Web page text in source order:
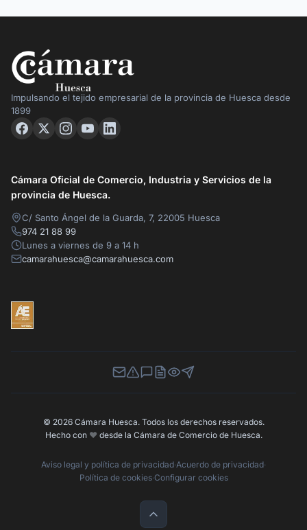
Impulsando el tejido empresarial de la provincia de Huesca desde
1899
Cámara Oficial de Comercio, Industria y Servicios de la
provincia de Huesca.
C/ Santo Ángel de la Guarda, 7, 22005 Huesca
974 21 88 99
Lunes a viernes de 9 a 14 h
camarahuesca@camarahuesca.com
Newsletter
Canal de Denuncias
Buzón de Sugerencias
Perfil Contratante
Ley de Transparencia
Contacta con nosotros
© 2026 Cámara Huesca. Todos los derechos reservados.
Hecho con ❤️ desde la Cámara de Comercio de Huesca.
Aviso legal y política de privacidad·Acuerdo de privacidad·
Política de cookies·Configurar cookies